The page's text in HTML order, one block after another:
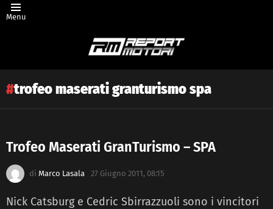
Menu
trofeo maserati granturismo spa
Latest
story
Trofeo Maserati GranTurismo – SPA
di Marco Lasala 27 Giugno 2011, 08:15
Nick Catsburg e Cedric Sbirrazzuoli sono i vincitori